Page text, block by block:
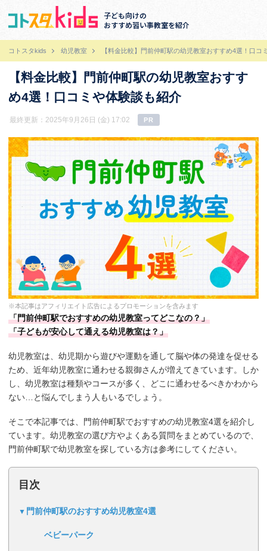
子ども向けの
おすすめ習い事教室を紹介
コトスタkids 幼児教室 【料金比較】門前仲町駅の幼児教室おすすめ4選！口コ
【料金比較】門前仲町駅の幼児教室おすす
め4選！口コミや体験談も紹介
最終更新：2025年9月26日 (金) 17:02 PR
※本記事はアフィリエイト広告によるプロモーションを含みます
「門前仲町駅でおすすめの幼児教室ってどこなの？」
「子どもが安心して通える幼児教室は？」
幼児教室は、幼児期から遊びや運動を通して脳や体の発達を促せる
ため、近年幼児教室に通わせる親御さんが増えてきています。しか
し、幼児教室は種類やコースが多く、どこに通わせるべきかわから
ない…と悩んでしまう人もいるでしょう。
そこで本記事では、門前仲町駅でおすすめの幼児教室4選を紹介し
ています。幼児教室の選び方やよくある質問をまとめているので、
門前仲町駅で幼児教室を探している方は参考にしてください。
目次
門前仲町駅のおすすめ幼児教室4選
ベビーパーク